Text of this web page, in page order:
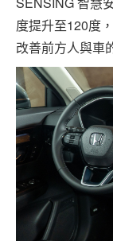
度提升至120度
改善前方人與車